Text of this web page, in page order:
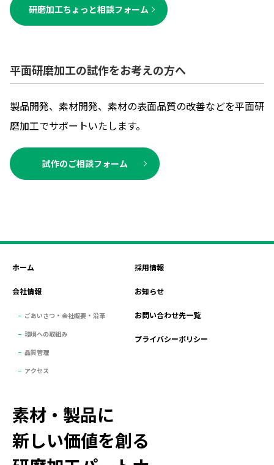
研磨加工ちょっと相談フォーム
平面研磨加工の試作をお考えの方へ
製品開発、素材開発、素材の表面品質の改善などを平面研
磨加工でサポートいたします。
試作のご相談フォーム
素材・製品に
新しい価値を創る
ホーム
会社情報
ごあいさつ・会社概要・沿革
環境への取組み
品質管理
アクセス
採用情報
お知らせ
お問い合わせ先一覧
プライバシーポリシー